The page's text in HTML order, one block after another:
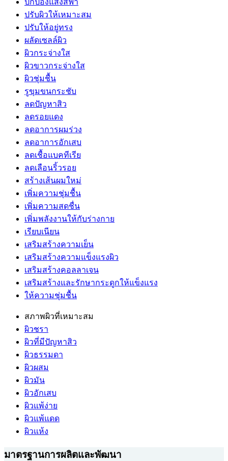
ปกป้องแสงสีฟ้า
ปรับผิวให้เหมาะสม
ปรับให้อยู่ทรง
ผลัดเซลล์ผิว
ผิวกระจ่างใส
ผิวขาวกระจ่างใส
ผิวชุ่มชื้น
รูขุมขนกระชับ
ลดปัญหาสิว
ลดรอยแดง
ลดอาการผมร่วง
ลดอาการอักเสบ
ลดเชื้อแบคทีเรีย
ลดเลือนริ้วรอย
สร้างเส้นผมใหม่
เพิ่มความชุ่มชื้น
เพิ่มความสดชื่น
เพิ่มพลังงานให้กับร่างกาย
เรียบเนียน
เสริมสร้างความเย็น
เสริมสร้างความแข็งแรงผิว
เสริมสร้างคอลลาเจน
เสริมสร้างและรักษากระดูกให้แข็งแรง
ให้ความชุ่มชื้น
สภาพผิวที่เหมาะสม
ผิวชรา
ผิวที่มีปัญหาสิว
ผิวธรรมดา
ผิวผสม
ผิวมัน
ผิวอักเสบ
ผิวแพ้ง่าย
ผิวแพ้แดด
ผิวแห้ง
มาตรฐานการผลิตและพัฒนา